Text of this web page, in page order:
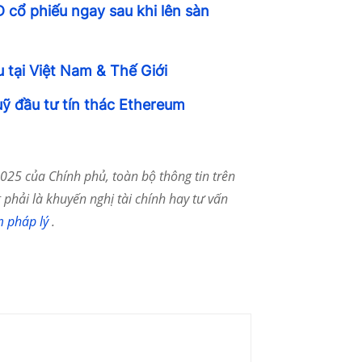
cổ phiếu ngay sau khi lên sàn
tại Việt Nam & Thế Giới
đầu tư tín thác Ethereum
của Chính phủ, toàn bộ thông tin trên
là khuyến nghị tài chính hay tư vấn
pháp lý.